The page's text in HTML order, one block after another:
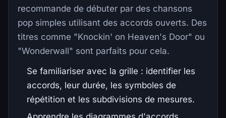
recommande de débuter par des chansons
pop simples utilisant des accords ouverts. Des
titres comme "Knockin' on Heaven's Door" ou
"Wonderwall" sont parfaits pour cela.
Se familiariser avec la grille : identifier les
accords, leur durée, les symboles de
répétition et les subdivisions de mesures.